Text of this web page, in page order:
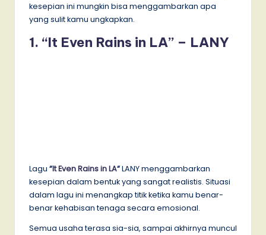
kesepian ini mungkin bisa menggambarkan apa
yang sulit kamu ungkapkan.
1. “It Even Rains in LA” – LANY
Lagu “It Even Rains in LA“LANY menggambarkan
kesepian dalam bentuk yang sangat realistis. Situasi
dalam lagu ini menangkap titik ketika kamu benar-
benar kehabisan tenaga secara emosional.
Semua usaha terasa sia-sia, sampai akhirnya muncul